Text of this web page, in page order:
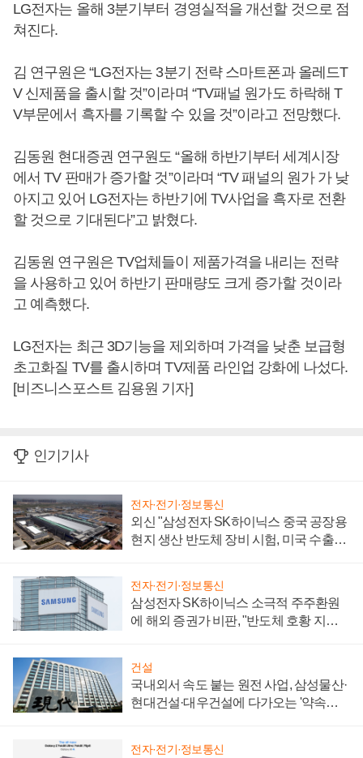
LG전자는 올해 3분기부터 경영실적을 개선할 것으로 점
쳐진다.
김 연구원은 “LG전자는 3분기 전략 스마트폰과 올레드T
V 신제품을 출시할 것”이라며 “TV패널 원가도 하락해 T
V부문에서 흑자를 기록할 수 있을 것”이라고 전망했다.
김동원 현대증권 연구원도 “올해 하반기부터 세계시장
에서 TV 판매가 증가할 것”이라며 “TV 패널의 원가 가 낮
아지고 있어 LG전자는 하반기에 TV사업을 흑자로 전환
할 것으로 기대된다”고 밝혔다.
김동원 연구원은 TV업체들이 제품가격을 내리는 전략
을 사용하고 있어 하반기 판매량도 크게 증가할 것이라
고 예측했다.
LG전자는 최근 3D기능을 제외하며 가격을 낮춘 보급형
초고화질 TV를 출시하며 TV제품 라인업 강화에 나섰다.
[비즈니스포스트 김용원 기자]
인기기사
전자·전기·정보통신
외신 "삼성전자 SK하이닉스 중국 공장용
현지 생산 반도체 장비 시험, 미국 수출통
전자·전기·정보통신
삼성전자 SK하이닉스 소극적 주주환원
에 해외 증권가 비판, "반도체 호황 지속
건설
국내외서 속도 붙는 원전 사업, 삼성물산·
현대건설·대우건설에 다가오는 '약속의
전자·전기·정보통신